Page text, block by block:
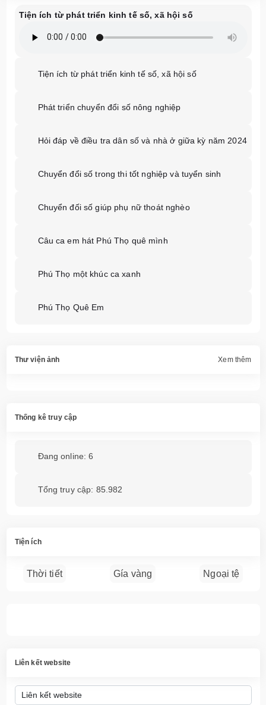
Tiện ích từ phát triển kinh tế số, xã hội số
Tiện ích từ phát triển kinh tế số, xã hội số
Phát triển chuyển đổi số nông nghiệp
Hỏi đáp về điều tra dân số và nhà ở giữa kỳ năm 2024
Chuyển đổi số trong thi tốt nghiệp và tuyển sinh
Chuyển đối số giúp phụ nữ thoát nghèo
Câu ca em hát Phú Thọ quê mình
Phú Thọ một khúc ca xanh
Phú Thọ Quê Em
Thư viện ảnh Xem thêm
Thống kê truy cập
Đang online: 6
Tổng truy cập: 85.982
Tiện ích
Thời tiết Gía vàng Ngoại tệ
Liên kết website